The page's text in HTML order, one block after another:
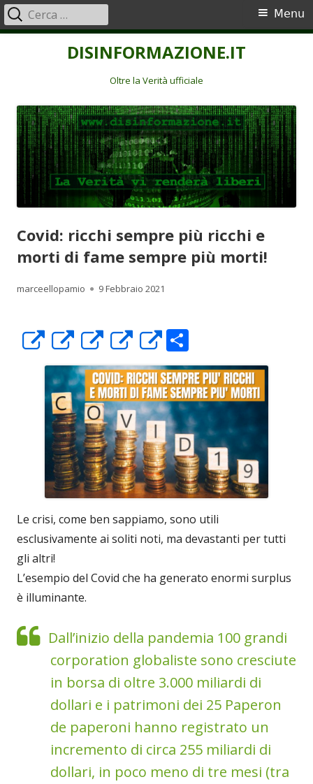
DISINFORMAZIONE.IT
Oltre la Verità ufficiale
Menu
principale
Menu
Ricerca
per:
Covid: ricchi sempre più ricchi e
morti di fame sempre più morti!
Autore
marceellopamio Pubblicato
9 Febbraio 2021
Apre
in
una
nuova
finestra
Apre
in
una
nuova
finestra
Apre
in
una
nuova
finestra
Apre
in
una
nuova
finestra
Apre
in
una
nuova
finestra
o
n
di
vi
di
Le crisi, come ben sappiamo, sono utili
esclusivamente ai soliti noti, ma devastanti per tutti
gli altri!
L’esempio del Covid che ha generato enormi surplus
è illuminante.
Dall’inizio della pandemia 100 grandi
corporation globaliste sono cresciute
in borsa di oltre 3.000 miliardi di
dollari e i patrimoni dei 25 Paperon
de paperoni hanno registrato un
incremento di circa 255 miliardi di
dollari, in poco meno di tre mesi (tra